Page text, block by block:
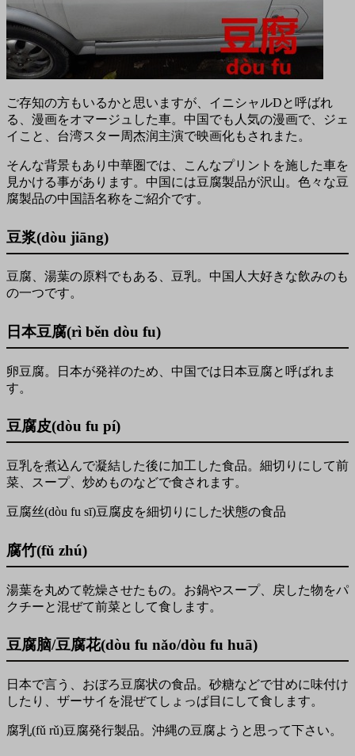
ご存知の方もいるかと思いますが、イニシャルDと呼ばれ
る、漫画をオマージュした車。中国でも人気の漫画で、ジェ
イこと、台湾スター周杰润主演で映画化もされまた。
そんな背景もあり中華圏では、こんなプリントを施した車を
見かける事があります。中国には豆腐製品が沢山。色々な豆
腐製品の中国語名称をご紹介です。
豆浆(dòu jiāng)
豆腐、湯葉の原料でもある、豆乳。中国人大好きな飲みのも
の一つです。
日本豆腐(rì běn dòu fu)
卵豆腐。日本が発祥のため、中国では日本豆腐と呼ばれま
す。
豆腐皮(dòu fu pí)
豆乳を煮込んで凝結した後に加工した食品。細切りにして前
菜、スープ、炒めものなどで食されます。
豆腐丝(dòu fu sī)豆腐皮を細切りにした状態の食品
腐竹(fǔ zhú)
湯葉を丸めて乾燥させたもの。お鍋やスープ、戻した物をパ
クチーと混ぜて前菜として食します。
豆腐脑/豆腐花(dòu fu nǎo/dòu fu huā)
日本で言う、おぼろ豆腐状の食品。砂糖などで甘めに味付け
したり、ザーサイを混ぜてしょっぱ目にして食します。
腐乳(fǔ rǔ)豆腐発行製品。沖縄の豆腐ようと思って下さい。